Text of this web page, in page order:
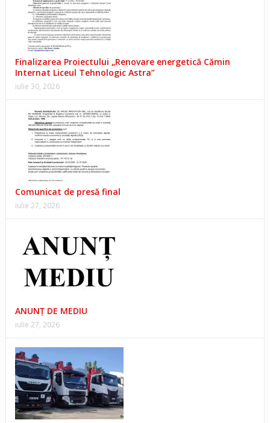
Finalizarea Proiectului „Renovare energetică Cămin
Internat Liceul Tehnologic Astra”
iulie 30, 2026
Comunicat de presă final
iulie 27, 2026
ANUNŢ DE MEDIU
iulie 27, 2026